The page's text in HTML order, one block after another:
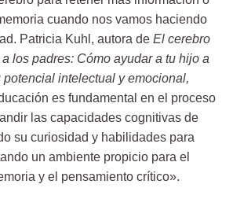
cuando nos vamos haciendo
Patricia Kuhl, autora de El cerebro
los padres: Cómo ayudar a tu hijo a
intelectual y emocional,
es fundamental en el proceso
las capacidades cognitivas de
su curiosidad y habilidades para
un ambiente propicio para el
y el pensamiento crítico».